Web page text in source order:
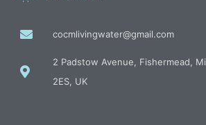
cocmlivingwater@gmail.com
2 Padstow Avenue, Fishermead,
2ES, UK